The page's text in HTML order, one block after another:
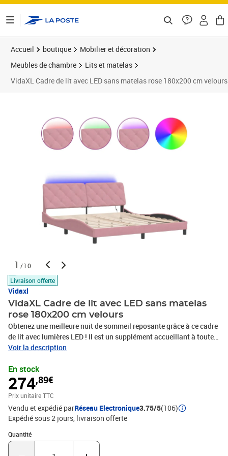
Accueil boutique
Mobilier et décoration
Meubles de chambre
Lits et matelas
VidaXL Cadre de lit avec LED sans matelas rose 180x200 cm velours
1 /10
Livraison offerte
Vidaxl
VidaXL Cadre de lit avec LED sans matelas
rose 180x200 cm velours
Obtenez une meilleure nuit de sommeil reposante grâce à ce cadre
de lit avec lumières LED ! Il est un supplément accueillant à toute
chambre à coucher. Velours doux : le velours est un tissu doux et
lattes de contreplaqué assurent une bonne répartition du poids,
garantissant que le matelas reste en place à chaque torsion de
votre corps pendant le sommeil. Excellent soutien : l'oreiller de tête
de lit est rembourré avec de la mousse pour un confort ultra doux
et optimal vous offre un excellent soutien du dos lorsque vous êtes
assis dans votre lit pour lire ou regarder la télévision. Bande LED
colorée : apportez de la gaieté dans l'obscurité avec des lumières
LED colorées ! Les bandes auto-agrippantes situées à l'arrière du
Voir la description
En stock
274,89€
Prix unitaire TTC
Vendu et expédié parRéseau Electronique3.75/5(106)
Expédié sous 2 jours livraison offerte
Quantité
Quantité : 1